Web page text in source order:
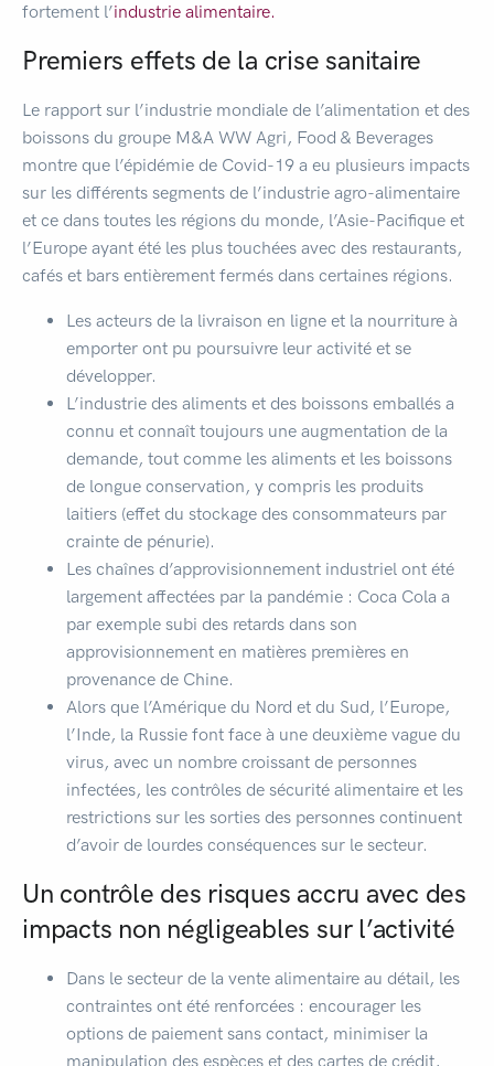
fortement l’industrie alimentaire.
Premiers effets de la crise sanitaire
Le rapport sur l’industrie mondiale de l’alimentation et des
boissons du groupe M&A WW Agri, Food & Beverages
montre que l’épidémie de Covid-19 a eu plusieurs impacts
sur les différents segments de l’industrie agro-alimentaire
et ce dans toutes les régions du monde, l’Asie-Pacifique et
l’Europe ayant été les plus touchées avec des restaurants,
cafés et bars entièrement fermés dans certaines régions.
Les acteurs de la livraison en ligne et la nourriture à
emporter ont pu poursuivre leur activité et se
développer.
L’industrie des aliments et des boissons emballés a
connu et connaît toujours une augmentation de la
demande, tout comme les aliments et les boissons
de longue conservation, y compris les produits
laitiers (effet du stockage des consommateurs par
crainte de pénurie).
Les chaînes d’approvisionnement industriel ont été
largement affectées par la pandémie : Coca Cola a
par exemple subi des retards dans son
approvisionnement en matières premières en
provenance de Chine.
Alors que l’Amérique du Nord et du Sud, l’Europe,
l’Inde, la Russie font face à une deuxième vague du
virus, avec un nombre croissant de personnes
infectées, les contrôles de sécurité alimentaire et les
restrictions sur les sorties des personnes continuent
d’avoir de lourdes conséquences sur le secteur.
Un contrôle des risques accru avec des
impacts non négligeables sur l’activité
Dans le secteur de la vente alimentaire au détail, les
contraintes ont été renforcées : encourager les
options de paiement sans contact, minimiser la
manipulation des espèces et des cartes de crédit,